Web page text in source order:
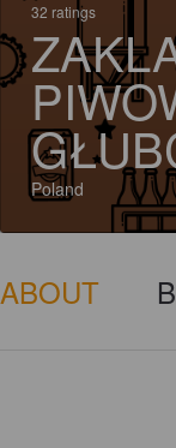
32 ratings
Poland
ABOUT